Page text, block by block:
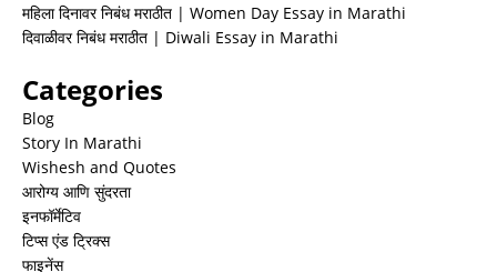
महिला दिनावर निबंध मराठीत | Women Day Essay in Marathi
दिवाळीवर निबंध मराठीत | Diwali Essay in Marathi
Categories
Blog
Story In Marathi
Wishesh and Quotes
आरोग्य आणि सुंदरता
इनफॉर्मेटिव
टिप्स एंड ट्रिक्स
फाइनेंस